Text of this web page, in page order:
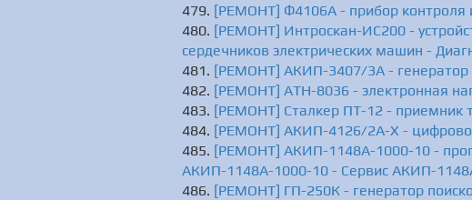
[РЕМОНТ] Ф4106А - прибор контроля
[РЕМОНТ] Интроскан-ИС200 -
сердечников электрических машин -
[РЕМОНТ] АКИП-3407/3А - генератор
[РЕМОНТ] АТН-8036 - электронная
[РЕМОНТ] Сталкер ПТ-12 - приемник
[РЕМОНТ] АКИП-4126/2А-X -
[РЕМОНТ] АКИП-1148A-1000-10 -
АКИП-1148A-1000-10 - Сервис АКИП-
[РЕМОНТ] ГП-250К - генератор